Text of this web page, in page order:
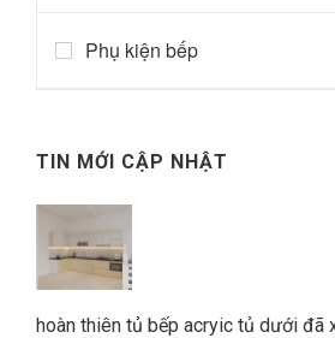
Phụ kiện bếp
TIN MỚI CẬP NHẬT
hoàn thiên tủ bếp acryic tủ dưới đã